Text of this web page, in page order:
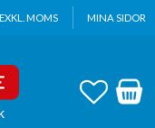
EXKL. MOMS MINA SIDOR